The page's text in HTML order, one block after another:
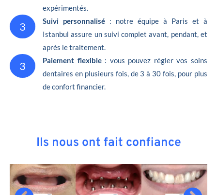
expérimentés.
3 Suivi personnalisé : notre équipe à Paris et à
Istanbul assure un suivi complet avant, pendant, et
après le traitement.
3 Paiement flexible: vous pouvez régler vos soins
dentaires en plusieurs fois, de 3 à 30 fois, pour plus
de confort financier.
Ils nous ont fait confiance